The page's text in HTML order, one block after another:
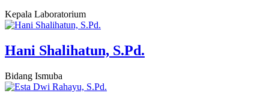
Kepala Laboratorium
Hani Shalihatun, S.Pd.
Bidang Ismuba